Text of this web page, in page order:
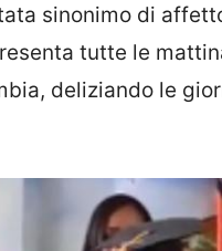
sinonimo di
tutte le
deliziando le